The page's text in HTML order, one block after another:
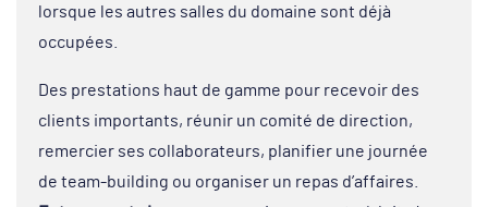
lorsque les autres salles du domaine sont déjà
occupées.
Des prestations haut de gamme pour recevoir des
clients importants, réunir un comité de direction,
remercier ses collaborateurs, planifier une journée
de team-building ou organiser un repas d’affaires.